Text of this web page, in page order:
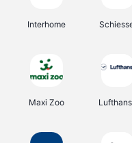
Interhome
Maxi Zoo